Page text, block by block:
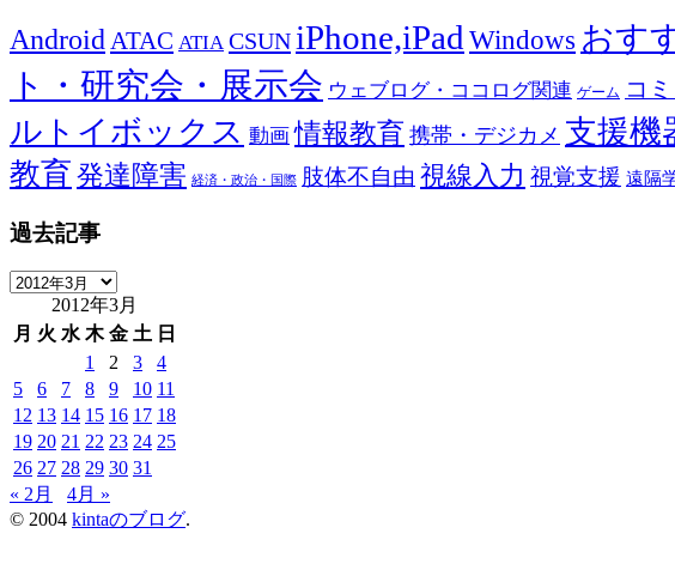
Android ATAC ATIA CSUN iPhone,iPad Windows おす
ト・研究会・展示会 ウェブログ・ココログ関連 ゲーム コ
ルトイボックス 動画 情報教育 携帯・デジカメ 支援機
教育発達障害 経済・政治・国際 肢体不自由 視線入力 視覚支援 遠隔
過去記事
過
記
2012年3月
月 火 水 木 金 土 日
1
2 3
4
5
6 7 8 9 10 11
12 13 14 15 16 17 18
19 20 21 22 23 24 25
26 27 28 29 30 31
« 2月
4月 »
© 2004 kintaのブログ.